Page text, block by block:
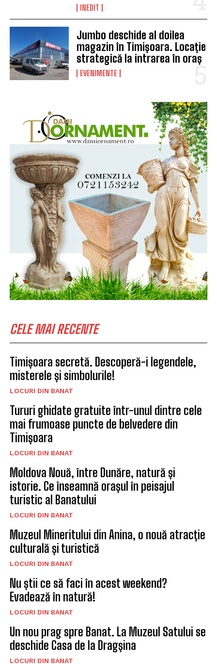
INEDIT
Jumbo deschide al doilea
magazin în Timișoara. Locație
strategică la intrarea în oraș
EVENIMENTE
CELE MAI RECENTE
Timișoara secretă. Descoperă-i legendele,
misterele și simbolurile!
LOCURI DIN BANAT
Tururi ghidate gratuite într-unul dintre cele
mai frumoase puncte de belvedere din
Timișoara
LOCURI DIN BANAT
Moldova Nouă, între Dunăre, natură și
istorie. Ce înseamnă orașul în peisajul
turistic al Banatului
LOCURI DIN BANAT
Muzeul Mineritului din Anina, o nouă atracție
culturală și turistică
LOCURI DIN BANAT
Nu știi ce să faci în acest weekend?
Evadează în natură!
LOCURI DIN BANAT
Un nou prag spre Banat. La Muzeul Satului se
deschide Casa de la Dragșina
LOCURI DIN BANAT